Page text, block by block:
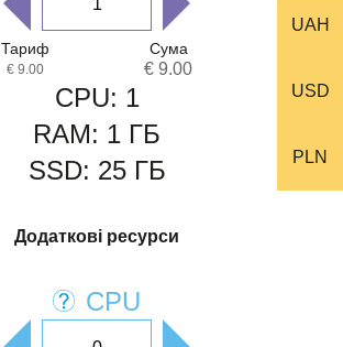
Тариф
€ 9.00
Сума
€ 9.00
CPU: 1
RAM: 1 ГБ
SSD: 25ГБ
Додаткові ресурси
CPU
UAH
USD
PLN